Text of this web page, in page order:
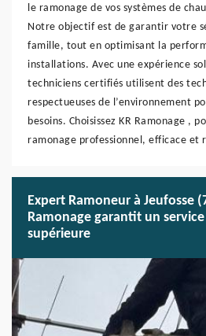
le ramonage de vos systèmes de
Notre objectif est de garantir votre
famille, tout en optimisant la
installations. Avec une expérience
techniciens certifiés utilisent des
respectueuses de l’environnement
besoins. Choisissez KR Ramonage ,
ramonage professionnel, efficace et
Expert Ramoneur à Jeufosse
Ramonage garantit un
supérieure